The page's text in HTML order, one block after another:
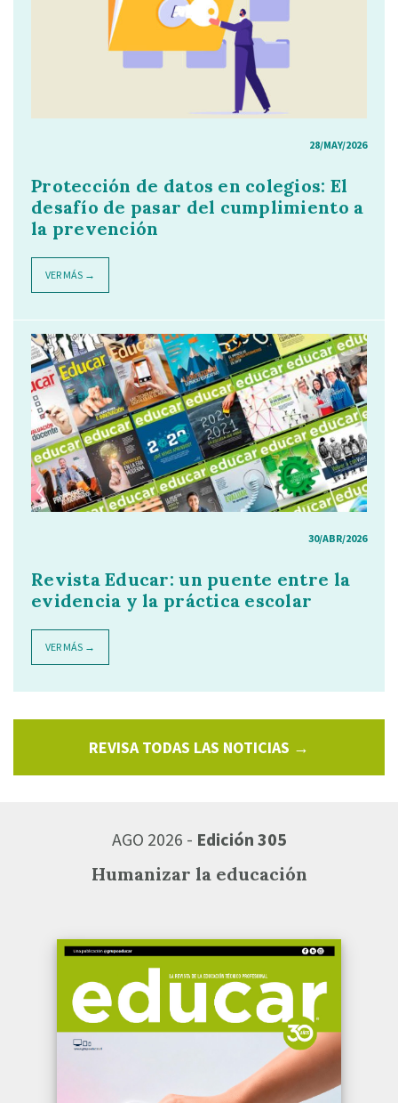
28/MAY/2026
Protección de datos en colegios: El
desafío de pasar del cumplimiento a
la prevención
VER MÁS →
30/ABR/2026
Revista Educar: un puente entre la
evidencia y la práctica escolar
VER MÁS →
REVISA TODAS LAS NOTICIAS →
AGO 2026 - Edición 305
Humanizar la educación